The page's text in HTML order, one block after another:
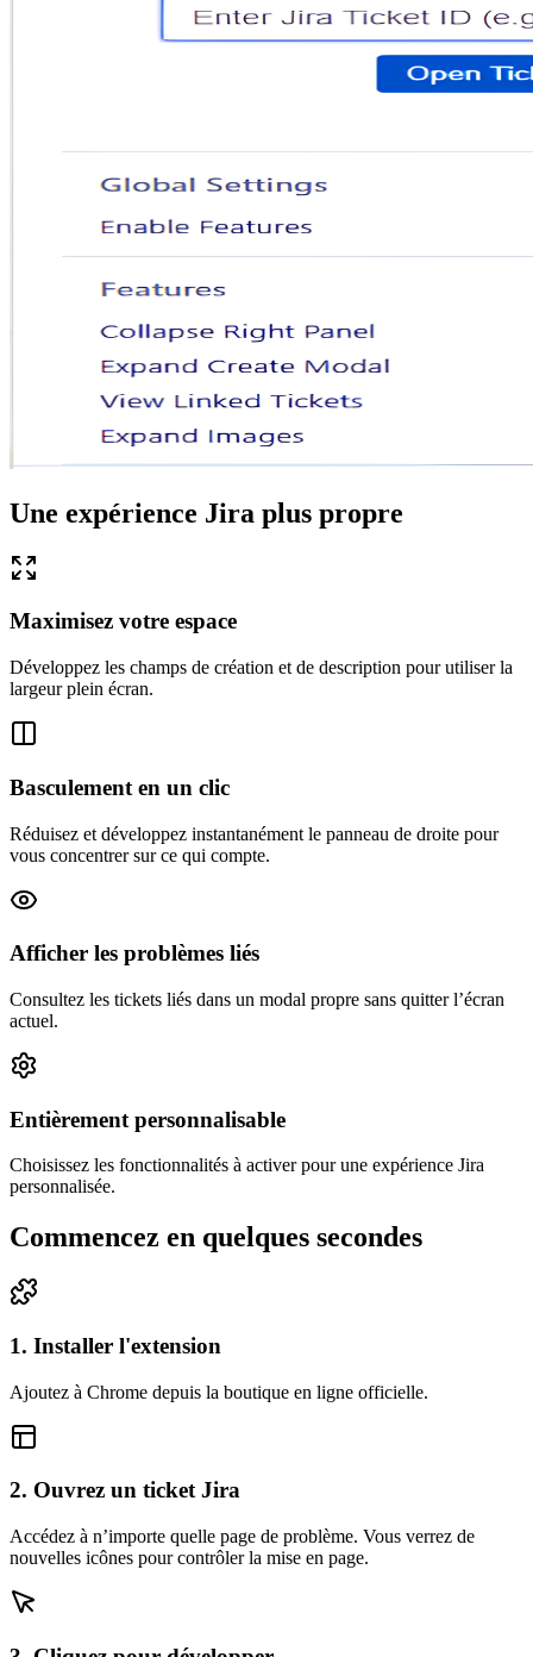
Une expérience Jira plus propre
Maximisez votre espace
Développez les champs de création et de description pour utiliser la
largeur plein écran.
Basculement en un clic
Réduisez et développez instantanément le panneau de droite pour
vous concentrer sur ce qui compte.
Afficher les problèmes liés
Consultez les tickets liés dans un modal propre sans quitter l’écran
actuel.
Entièrement personnalisable
Choisissez les fonctionnalités à activer pour une expérience Jira
personnalisée.
Commencez en quelques secondes
1. Installer l'extension
Ajoutez à Chrome depuis la boutique en ligne officielle.
2. Ouvrez un ticket Jira
Accédez à n’importe quelle page de problème. Vous verrez de
nouvelles icônes pour contrôler la mise en page.